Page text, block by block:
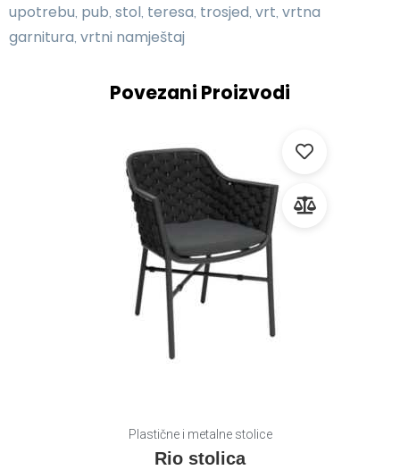
upotrebu, pub, stol, teresa, trosjed, vrt, vrtna
garnitura, vrtni namještaj
Povezani Proizvodi
Plastične i metalne stolice
Rio stolica